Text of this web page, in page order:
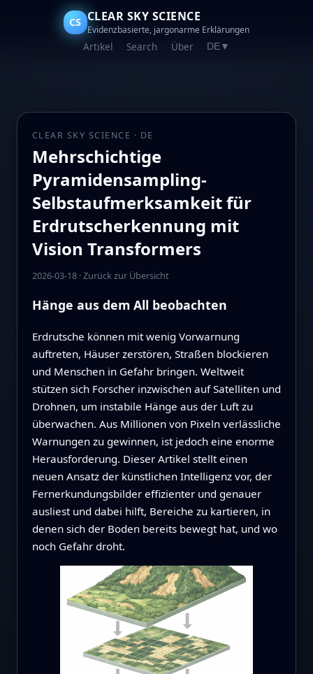
CS CLEAR SKY SCIENCE
Evidenzbasierte, jargonarme Erklärungen
Artikel Search Über DE▼
CLEAR SKY SCIENCE · DE
Mehrschichtige
Pyramidensampling-
Selbstaufmerksamkeit für
Erdrutsch­erkennung mit
Vision Transformers
2026-03-18·Zurück zur Übersicht
Hänge aus dem All beobachten
Erdrutsche können mit wenig Vorwarnung
auftreten, Häuser zerstören, Straßen blockieren
und Menschen in Gefahr bringen. Weltweit
stützen sich Forscher inzwischen auf Satelliten und
Drohnen, um instabile Hänge aus der Luft zu
überwachen. Aus Millionen von Pixeln verlässliche
Warnungen zu gewinnen, ist jedoch eine enorme
Herausforderung. Dieser Artikel stellt einen
neuen Ansatz der künstlichen Intelligenz vor, der
Fernerkundungsbilder effizienter und genauer
ausliest und dabei hilft, Bereiche zu kartieren, in
denen sich der Boden bereits bewegt hat, und wo
noch Gefahr droht.